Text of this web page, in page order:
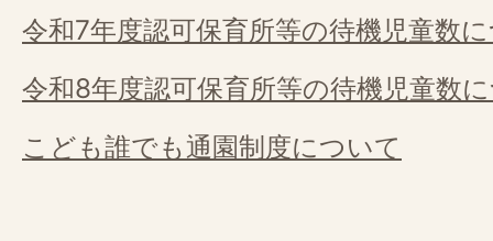
令和7年度認可保育所等の待機児童数
令和8年度認可保育所等の待機児童数
こども誰でも通園制度について